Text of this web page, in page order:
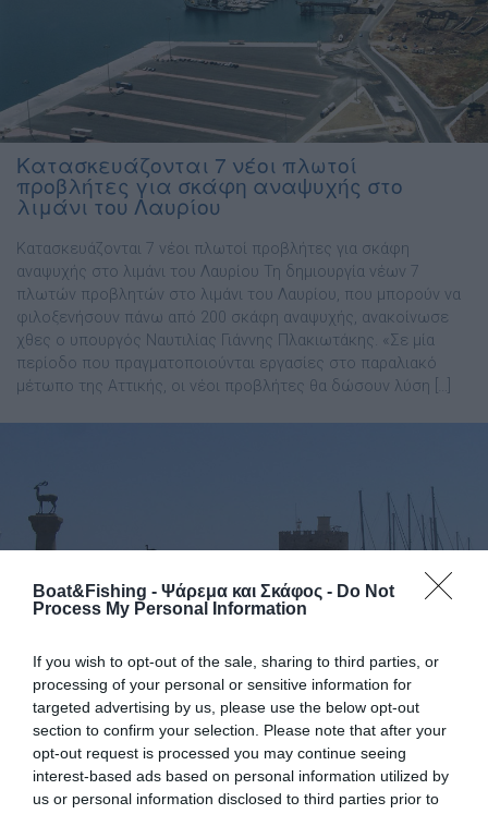
Boat&Fishing - Ψάρεμα και Σκάφος - Do Not
Process My Personal Information
If you wish to opt-out of the sale, sharing to third parties, or
processing of your personal or sensitive information for
targeted advertising by us, please use the below opt-out
section to confirm your selection. Please note that after your
opt-out request is processed you may continue seeing
interest-based ads based on personal information utilized by
us or personal information disclosed to third parties prior to
Κατασκευάζονται 7 νέοι πλωτοί
προβλήτες για σκάφη αναψυχής στο
λιμάνι του Λαυρίου
Κατασκευάζονται 7 νέοι πλωτοί προβλήτες για σκάφη
αναψυχής στο λιμάνι του Λαυρίου Τη δημιουργία νέων 7
πλωτών προβλητών στο λιμάνι του Λαυρίου, που μπορούν να
φιλοξενήσουν πάνω από 200 σκάφη αναψυχής, ανακοίνωσε
χθες ο υπουργός Ναυτιλίας Γιάννης Πλακιωτάκης. «Σε μία
περίοδο που πραγματοποιούνται εργασίες στο παραλιακό
μέτωπο της Αττικής, οι νέοι προβλήτες θα δώσουν λύση […]
Ανεπιθύμητα είναι τα σκάφη αναψυχής
στη Ρόδο και την Κω από Λιμένες εκτός
Σένγκεν